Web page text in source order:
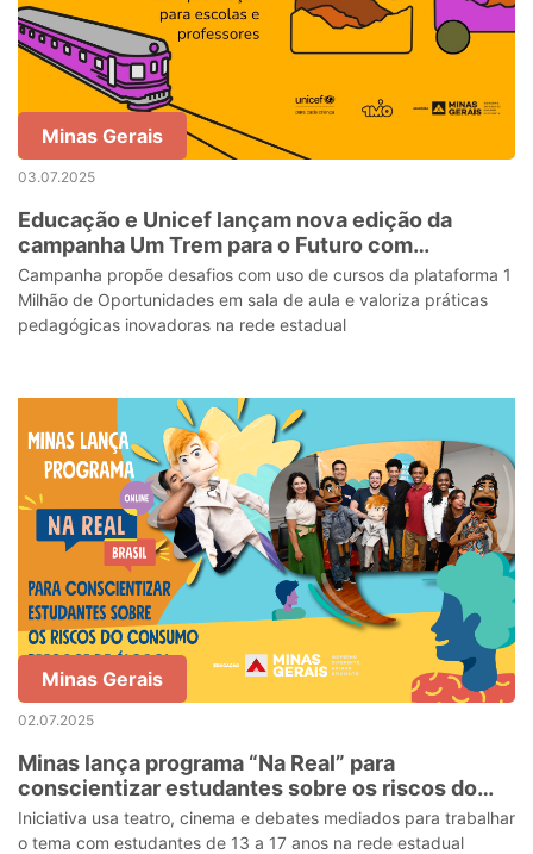
Minas Gerais
03.07.2025
Educação e Unicef lançam nova edição da
campanha Um Trem para o Futuro com
premiação para escolas e professores
Campanha propõe desafios com uso de cursos da plataforma 1
Milhão de Oportunidades em sala de aula e valoriza práticas
pedagógicas inovadoras na rede estadual
Minas Gerais
02.07.2025
Minas lança programa “Na Real” para
conscientizar estudantes sobre os riscos do
consumo precoce de álcool
Iniciativa usa teatro, cinema e debates mediados para trabalhar
o tema com estudantes de 13 a 17 anos na rede estadual